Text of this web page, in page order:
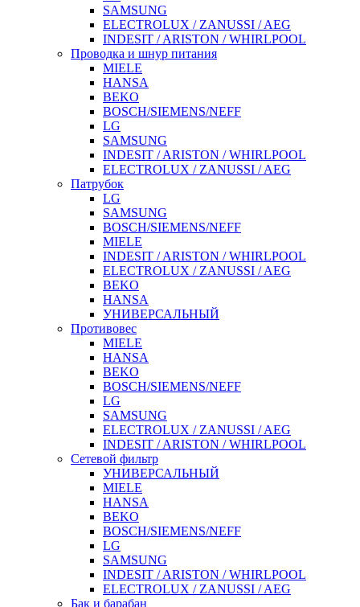
SAMSUNG
ELECTROLUX / ZANUSSI / AEG
INDESIT / ARISTON / WHIRLPOOL
Проводка и шнур питания
MIELE
HANSA
BEKO
BOSCH/SIEMENS/NEFF
LG
SAMSUNG
INDESIT / ARISTON / WHIRLPOOL
ELECTROLUX / ZANUSSI / AEG
Патрубок
LG
SAMSUNG
BOSCH/SIEMENS/NEFF
MIELE
INDESIT / ARISTON / WHIRLPOOL
ELECTROLUX / ZANUSSI / AEG
BEKO
HANSA
УНИВЕРСАЛЬНЫЙ
Противовес
MIELE
HANSA
BEKO
BOSCH/SIEMENS/NEFF
LG
SAMSUNG
ELECTROLUX / ZANUSSI / AEG
INDESIT / ARISTON / WHIRLPOOL
Сетевой фильтр
УНИВЕРСАЛЬНЫЙ
MIELE
HANSA
BEKO
BOSCH/SIEMENS/NEFF
LG
SAMSUNG
INDESIT / ARISTON / WHIRLPOOL
ELECTROLUX / ZANUSSI / AEG
Бак и барабан